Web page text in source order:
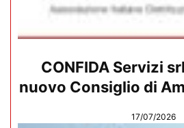
CONFIDA Servizi
nuovo Consiglio di
17/07/2026